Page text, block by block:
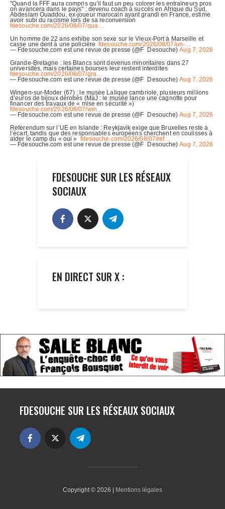
FDESOUCHE SUR LES RÉSEAUX
SOCIAUX
EN DIRECT SUR X :
FDESOUCHE SUR LES RÉSEAUX SOCIAUX
Copyright © 2026 | Mentions légales